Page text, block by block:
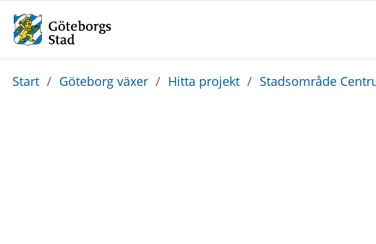
Du
Start / Göteborg växer / Hitta projekt / Stadsområde